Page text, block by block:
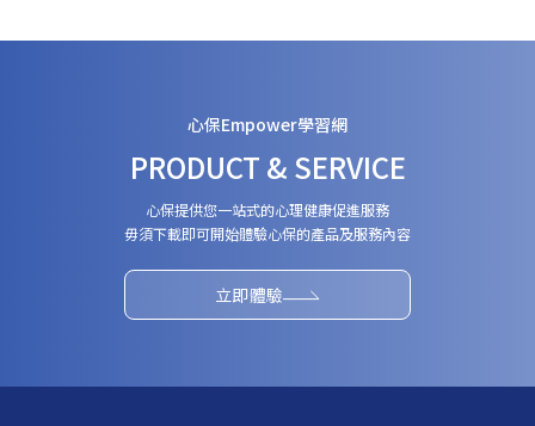
心保Empower學習網
PRODUCT & SERVICE
心保提供您一站式的心理健康促進服務
毋須下載即可開始體驗心保的產品及服務內容
立即體驗